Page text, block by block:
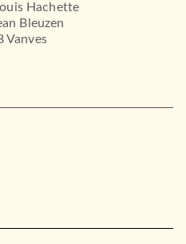
Hachette
Bleuzen
Vanves